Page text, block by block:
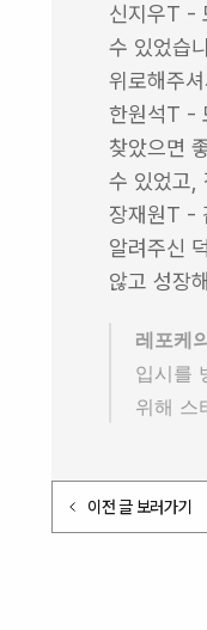
신지우T -
수 있었습
위로해주
한원석T -
찾았으면
수 있었고,
장재원T -
알려주신
않고 성장
레포케
입시를
위해 스
이전 글 보러가기